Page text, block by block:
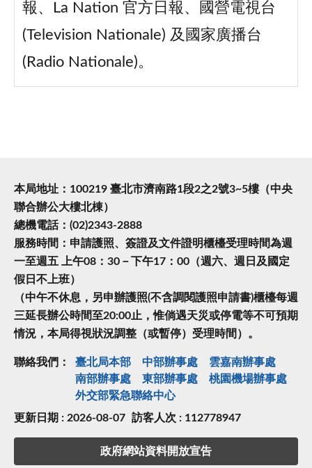
報、La Nation 官方日報、國營電視台
(Television Nationale) 及國家廣播台
(Radio Nationale)。
本局地址：100219 臺北市濟南路1段2之2號3~5樓（中央
聯合辦公大樓北棟）
總機電話：(02)2343-2888
服務時間：申請護照、簽證及文件證明櫃檯受理時間為週
一至週五 上午08：30－下午17：00（週六、週日及國定
假日不上班）
（中午不休息，另申辦護照(不含調閱護照申請書)櫃檯每週
三延長辦公時間至20:00止，惟倘遇天災或停電等不可預期
情況，本局得視狀況調整（或暫停）受理時間）。
聯絡我們： 臺北局本部 中部辦事處
雲嘉南辦事處
南部辦事處
東部辦事處
桃園機場辦事處
外交部緊急聯絡中⼼
更新日期 : 2026-08-07 訪客人次 : 112778947
政府網站資料開放宣告